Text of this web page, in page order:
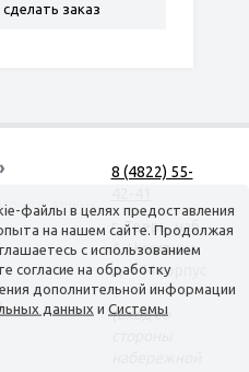
заказ
данных
8 (4822) 55-
г. Тверь, наб.
А. Никитина,
д. 144 корпус
1
(вход со
файлы в целях предоставления
на нашем сайте. Продолжая
с использованием
согласие на обработку
дополнительной информации
данных и Системы